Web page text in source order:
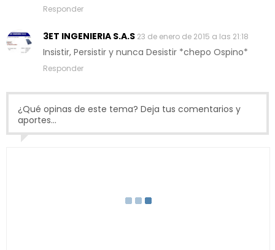
Responder
3ET INGENIERIA S.A.S 23 de enero de 2015 a las 21:18
Insistir, Persistir y nunca Desistir *chepo Ospino*
Responder
¿Qué opinas de este tema? Deja tus comentarios y
aportes...